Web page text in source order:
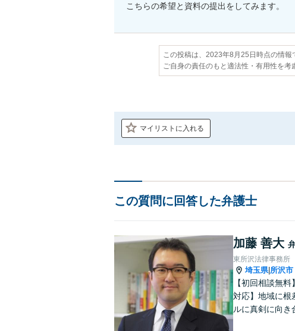
こちらの希望と資料の提出をしてみます。
この投稿は、2023年8月25日時点の情報
ご自身の責任のもと適法性・有用性を考
マイリストに入れる
この質問に回答した弁護士
加藤 善大
東所沢法律事務所
埼玉県| 所沢市
【初回相談無
対応】地域に根
ルに真剣に向き